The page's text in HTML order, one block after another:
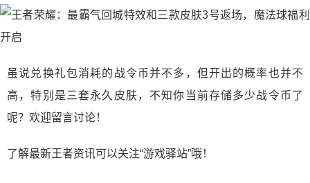
虽说兑换礼包消耗的战令币并不多，但开出的概率也并不
高，特别是三套永久皮肤，不知你当前存储多少战令币了
呢？欢迎留言讨论！
了解最新王者资讯可以关注“游戏驿站”哦！